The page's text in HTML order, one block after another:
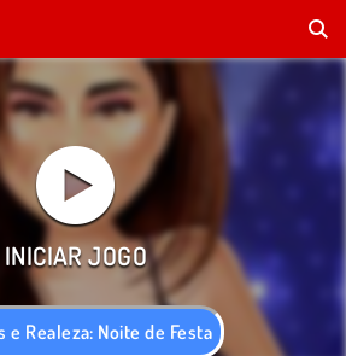
e Realeza: Noite de Festa